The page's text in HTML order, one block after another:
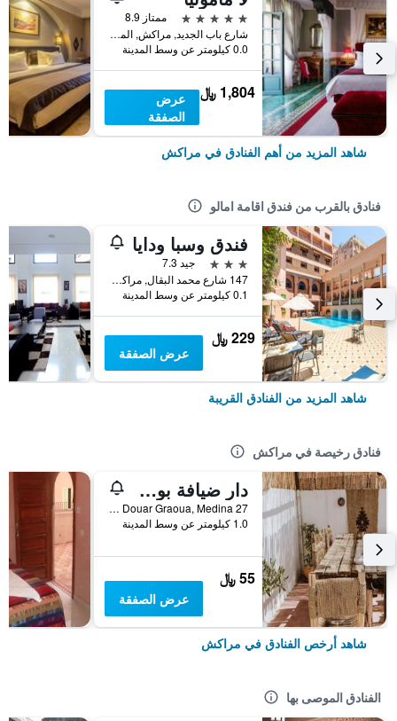
5 نجوم
ممتاز 8.9
شارع باب الجديد, مراكش, المغرب
0.0 كيلومتر عن وسط المدينة
1,804 ﷼
عرض
الصفقة
شاهد المزيد من أهم الفنادق في مراكش
فنادق بالقرب من فندق اقامة امالو
فندق وسبا ودايا
3 نجوم
جيد 7.3
147 شارع محمد البقال, مراكش, المغرب
0.1 كيلومتر عن وسط المدينة
229 ﷼
عرض الصفقة
شاهد المزيد من الفنادق القريبة
فنادق رخيصة في مراكش
دار ضيافة بوهو 27، مراكش
27 Derb Cherkaoui Douar Graoua, Medina, مراكش, المغرب
1.0 كيلومتر عن وسط المدينة
55 ﷼
عرض الصفقة
شاهد أرخص الفنادق في مراكش
الفنادق الموصى بها